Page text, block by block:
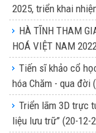
2025, triển khai
HÀ TĨNH THAM
HOÁ VIỆT NAM
Tiến sĩ khảo cổ
hóa Chăm - qua đời
Triển lãm 3D trực
liệu lưu trữ” (20-12-